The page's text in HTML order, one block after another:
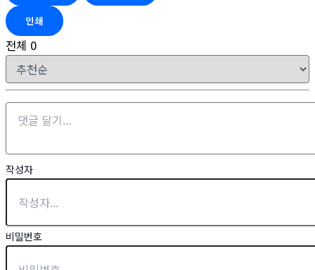
인쇄
전체 0
작성자
비밀번호